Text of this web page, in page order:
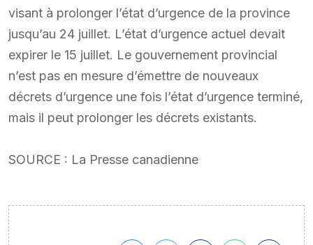
visant à prolonger l’état d’urgence de la province
jusqu’au 24 juillet. L’état d’urgence actuel devait
expirer le 15 juillet. Le gouvernement provincial
n’est pas en mesure d’émettre de nouveaux
décrets d’urgence une fois l’état d’urgence terminé,
mais il peut prolonger les décrets existants.
SOURCE : La Presse canadienne